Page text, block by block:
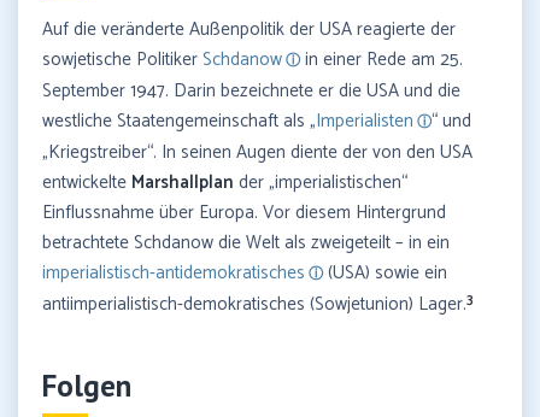
Auf die veränderte Außenpolitik der USA reagierte der
sowjetische PolitikerSchdanow
in einer Rede am 25.
September 1947. Darin bezeichnete er die USA und die
westliche Staatengemeinschaft als „Imperialisten
“ und
„Kriegstreiber“. In seinen Augen diente der von den USA
entwickelte Marshallplan der „imperialistischen“
Einflussnahme über Europa. Vor diesem Hintergrund
betrachtete Schdanow die Welt als zweigeteilt – in ein
imperialistisch-antidemokratisches
(USA) sowie ein
antiimperialistisch-demokratisches (Sowjetunion) Lager.3
Folgen